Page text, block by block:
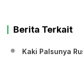
Berita Terkait
Kaki Palsunya